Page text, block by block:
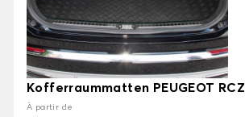
Kofferraummatten PEUGEOT RCZ
À partir de